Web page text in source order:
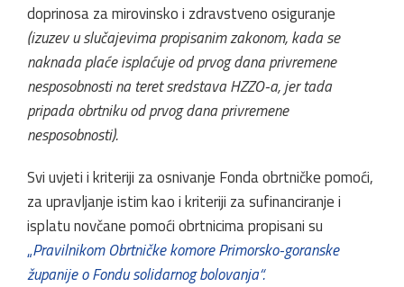
doprinosa za mirovinsko i zdravstveno osiguranje
(izuzev u slučajevima propisanim zakonom, kada se
naknada plaće isplaćuje od prvog dana privremene
nesposobnosti na teret sredstava HZZO-a, jer tada
pripada obrtniku od prvog dana privremene
nesposobnosti).
Svi uvjeti i kriteriji za osnivanje Fonda obrtničke pomoći,
za upravljanje istim kao i kriteriji za sufinanciranje i
isplatu novčane pomoći obrtnicima propisani su
„Pravilnikom Obrtničke komore Primorsko-goranske
županije o Fondu solidarnog bolovanja“.